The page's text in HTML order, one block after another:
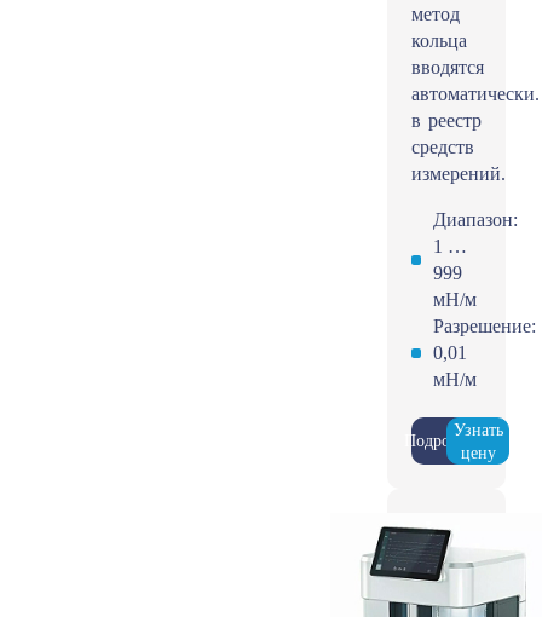
метод
кольца
вводятся
в реестр
средств
измерений.
Диапазон:
1 …
999
мН/м
Разрешение:
0,01
мН/м
Подробнее
Узнать
цену